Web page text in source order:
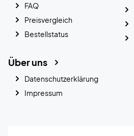
FAQ
Preisvergleich
Bestellstatus
Über uns
Datenschutzerklärung
Impressum